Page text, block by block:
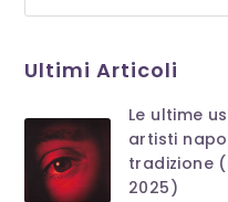
Ultimi Articoli
Le ultime
artisti
tradizione
2025)